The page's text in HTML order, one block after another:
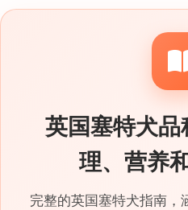
英国塞特犬
理、营养
完整的英国塞特犬指南，